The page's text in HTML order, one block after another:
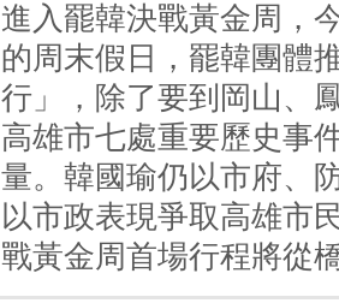
進入罷韓決戰黃金周，
的周末假日，罷韓團體
行」，除了要到岡山、
高雄市七處重要歷史事
量。韓國瑜仍以市府、
以市政表現爭取高雄市
戰黃金周首場行程將從